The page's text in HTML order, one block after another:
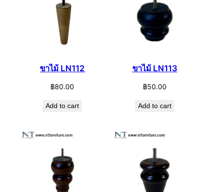
ขาไม้ LN112
฿80.00
Add to cart
ขาไม้ LN113
฿50.00
Add to cart